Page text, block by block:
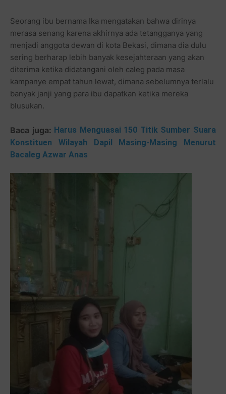
Seorang ibu bernama Ika mengatakan bahwa dirinya
merasa senang karena akhirnya ada tetangganya yang
menjadi anggota dewan di kota Bekasi, dimana dia dulu
sering berharap lebih banyak kesejahteraan yang akan
diterima ketika didatangani oleh caleg pada masa
kampanye empat tahun lewat, dimana sebelumnya terlalu
banyak janji yang para ibu dapatkan ketika mereka
blusukan.
Baca juga: Harus Menguasai 150 Titik Sumber Suara
Konstituen Wilayah Dapil Masing-Masing Menurut
Bacaleg Azwar Anas